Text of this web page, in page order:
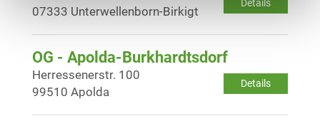
Details
07333 Unterwellenborn-Birkigt
OG - Apolda-Burkhardtsdorf
Details
Herressenerstr. 100
99510 Apolda